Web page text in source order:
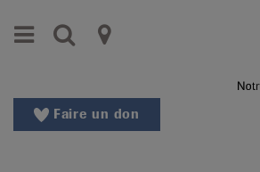
vers
au
Aller
Faire un don
Menu Recherche
Ligues
contre
le